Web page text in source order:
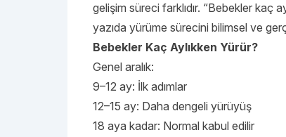
gelişim süreci farklıdır. “Bebekler kaç
yazıda yürüme sürecini bilimsel ve
Bebekler Kaç Aylıkken Yürür?
Genel aralık:
9–12 ay: İlk adımlar
12–15 ay: Daha dengeli yürüyüş
18 aya kadar: Normal kabul edilir